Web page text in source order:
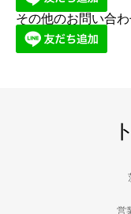
その他のお問い合
営